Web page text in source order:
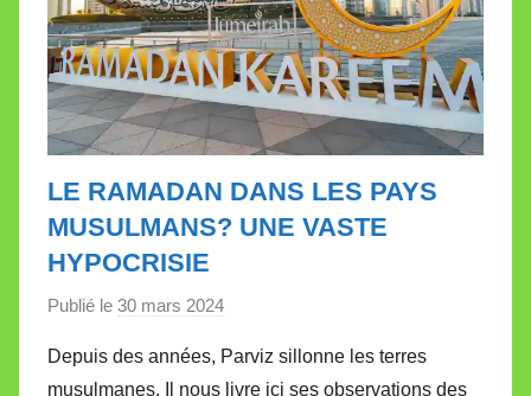
LE RAMADAN DANS LES PAYS
MUSULMANS? UNE VASTE
HYPOCRISIE
Publié le 30 mars 2024
Depuis des années, Parviz sillonne les terres
musulmanes. Il nous livre ici ses observations des